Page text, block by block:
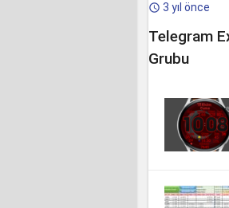
 3 yıl önce
Telegram
Grubu